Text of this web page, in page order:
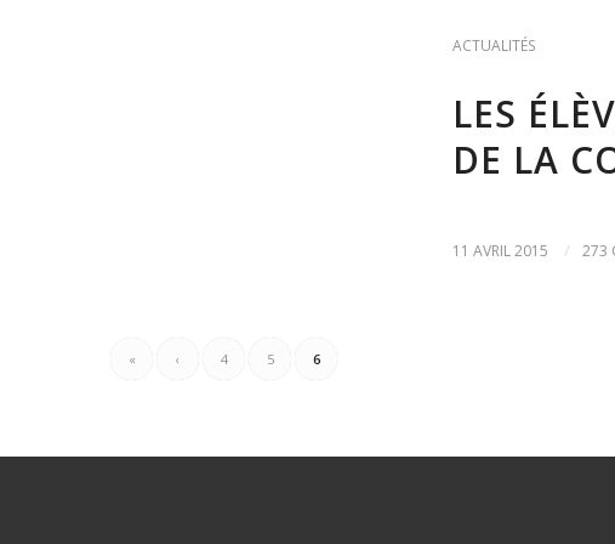
ACTUALITÉS
LES
DE LA
11 AVRIL 2015 / 273
« ‹ 4 5 6